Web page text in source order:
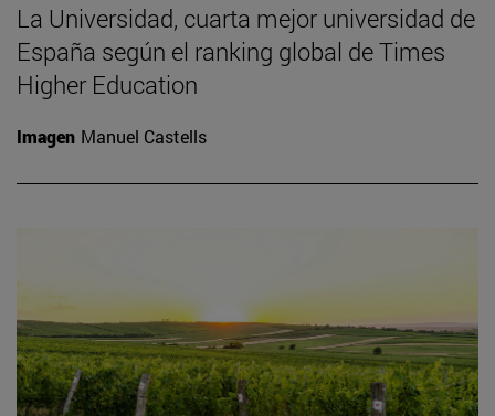
La Universidad, cuarta mejor universidad de
España según el ranking global de Times
Higher Education
Imagen Manuel Castells